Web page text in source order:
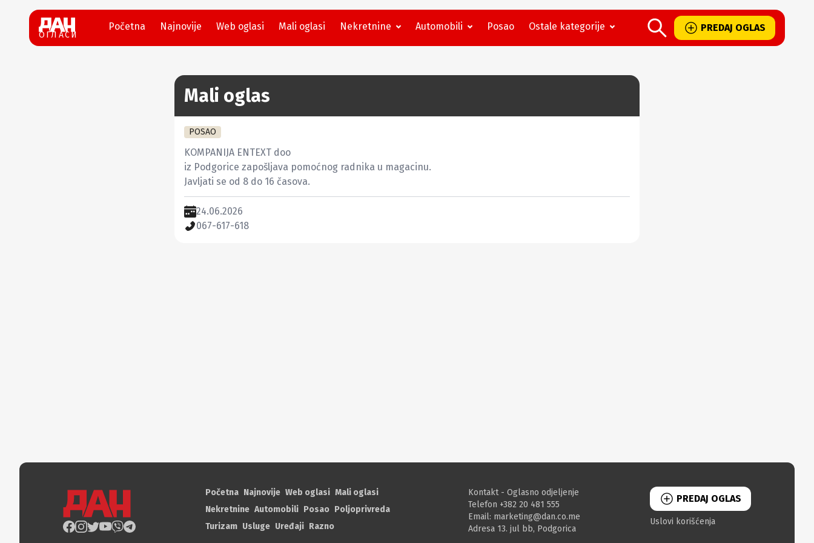
ОГЛАСИ
Početna Najnovije Web oglasi Mali oglasi Nekretnine Automobili Posao Ostale kategorije PREDAJ OGLAS
Mali oglas
POSAO
KOMPANIJA ENTEXT doo
iz Podgorice zapošljava pomoćnog radnika u magacinu.
Javljati se od 8 do 16 časova.
24.06.2026
067-617-618
Početna Najnovije Web oglasi Mali oglasi
Nekretnine Automobili Posao Poljoprivreda
Turizam Usluge Uređaji Razno
Kontakt - Oglasno odjeljenje
Telefon +382 20 481 555
Email: marketing@dan.co.me
Adresa 13. jul bb, Podgorica
PREDAJ OGLAS
Uslovi korišćenja